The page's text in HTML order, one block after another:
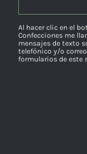
Al hacer clic en el
Confecciones me
mensajes de texto
telefónico y/o
formularios de este